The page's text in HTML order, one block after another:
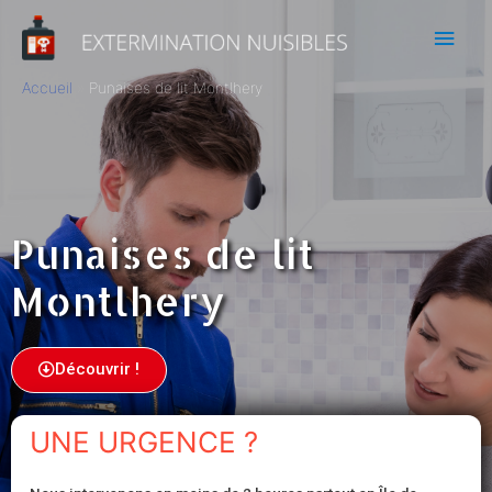
Accueil Punaises de lit Montlhery
Punaises de lit
Montlhery
Découvrir !
UNE URGENCE ?